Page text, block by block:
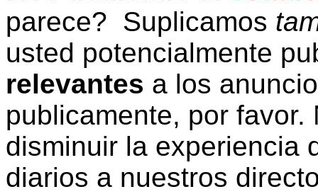
parece? Suplicamos
usted potencialmente
relevantes a los
publicamente, por
disminuir la experiencia
diarios a nuestros